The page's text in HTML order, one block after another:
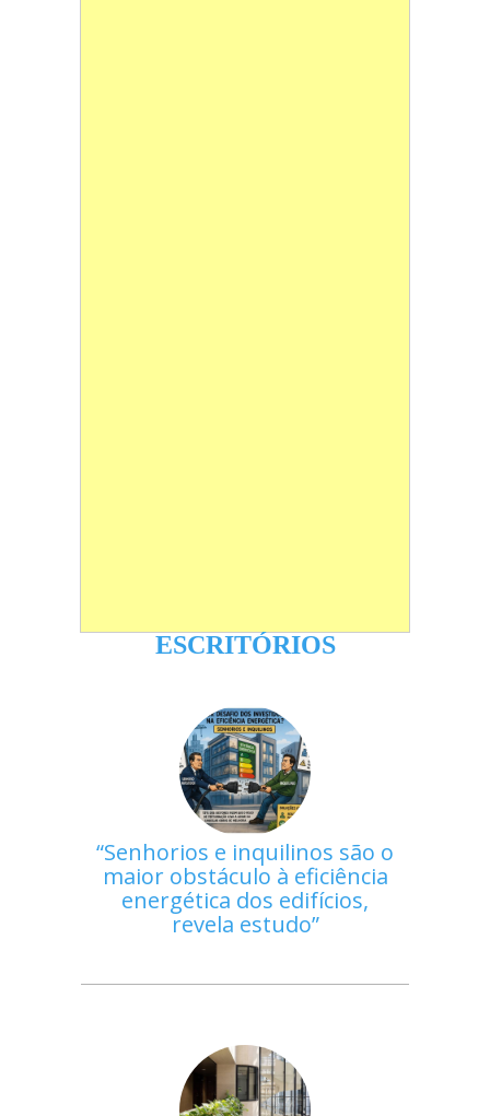
ESCRITÓRIOS
Senhorios e inquilinos são o
maior obstáculo à eficiência
energética dos edifícios,
revela estudo